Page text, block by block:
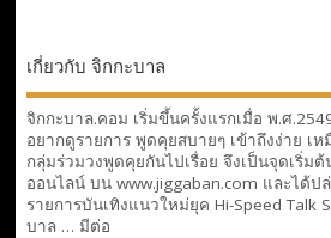
เกี่ยวกับ จิกกะบาล
จิกกะบาล.คอม เริ่มขึ้นครั้งแรกเมื่อ พ.ศ
อยากดูรายการ พูดคุยสบายๆ เข้าถึงง่าย เ
กลุ่มร่วมวงพูดคุยกันไปเรื่อย จึงเป็นจุดเริ่ม
ออนไลน์ บน www.jiggaban.com และได้ป
รายการบันเทิงแนวใหม่ยุค Hi-Speed Talk
บาล … มีต่อ